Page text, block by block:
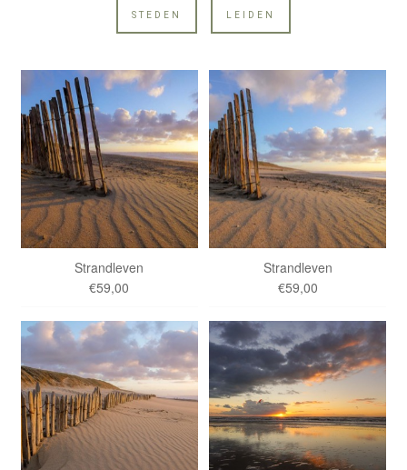
STEDEN LEIDEN
Strandleven
€59,00
Strandleven
€59,00